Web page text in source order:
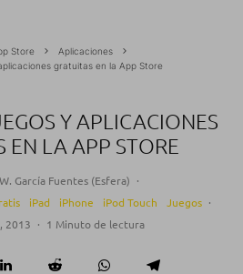
Store
Aplicaciones
gratuitas en la App Store
Y APLICACIONES
EN LA APP STORE
García Fuentes (Esfera) ·
iPad iPhone iPod Touch Juegos ·
2013 · 1 Minuto de lectura